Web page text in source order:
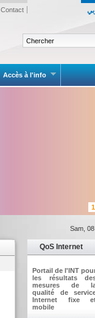
Contact
Accès à l'info
1
Sam,
QoS Internet
Portail de l'INT
les résultats
mesures de
qualité de
Internet fixe
mobile